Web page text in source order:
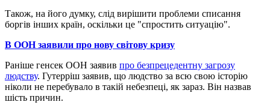
Також, на його думку, слід вирішити проблеми списання
боргів інших країн, оскільки це "спростить ситуацію".
В ООН заявили про нову світову кризу
Раніше генсек ООН заявив про безпрецедентну загрозу
людству. Гутерріш заявив, що людство за всю свою історію
ніколи не перебувало в такій небезпеці, як зараз. Він назвав
шість причин.